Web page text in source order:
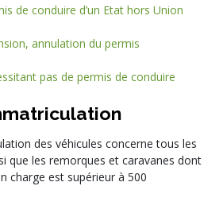
de conduire d’un Etat hors Union
annulation du permis
pas de permis de conduire
des véhicules concerne tous les
que les remorques et caravanes dont
charge est supérieur à 500